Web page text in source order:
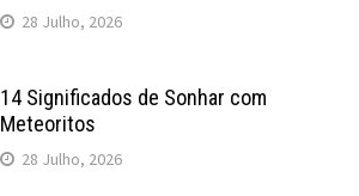
28 Julho, 2026
14 Significados de Sonhar com
Meteoritos
28 Julho, 2026